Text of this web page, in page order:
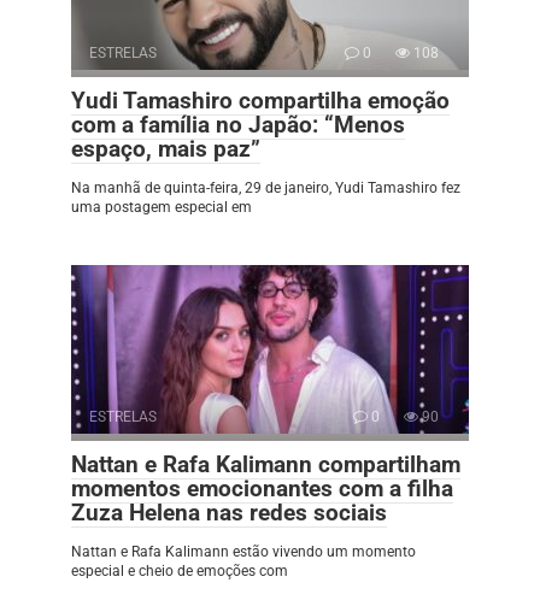
ESTRELAS 0 108
Yudi Tamashiro compartilha emoção
com a família no Japão: “Menos
espaço, mais paz”
Na manhã de quinta-feira, 29 de janeiro, Yudi Tamashiro fez
uma postagem especial em
ESTRELAS 0 90
Nattan e Rafa Kalimann compartilham
momentos emocionantes com a filha
Zuza Helena nas redes sociais
Nattan e Rafa Kalimann estão vivendo um momento
especial e cheio de emoções com